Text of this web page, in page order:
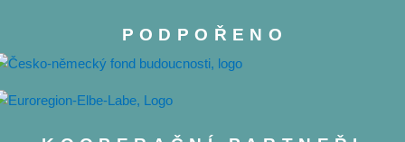
PODPOŘENO